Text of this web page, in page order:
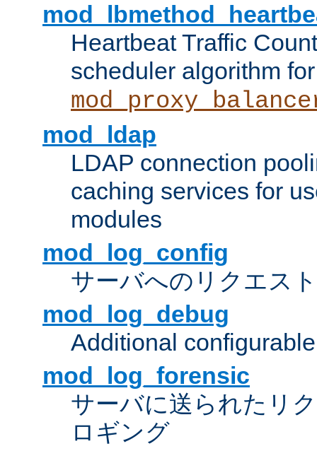
Heartbeat Traffic
scheduler algorithm for
mod_ldap
LDAP connection
caching services for
modules
mod_log_config
サーバへのリクエス
mod_log_debug
Additional
mod_log_forensic
サーバに送られたリ
ロギング